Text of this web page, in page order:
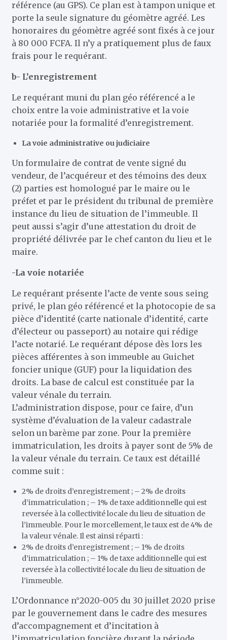
référence (au GPS). Ce plan est à tampon unique et
porte la seule signature du géomètre agréé. Les
honoraires du géomètre agréé sont fixés à ce jour
à 80 000 FCFA. Il n’y a pratiquement plus de faux
frais pour le requérant.
b- L’enregistrement
Le requérant muni du plan géo référencé a le
choix entre la voie administrative et la voie
notariée pour la formalité d’enregistrement.
La voie administrative ou judiciaire
Un formulaire de contrat de vente signé du
vendeur, de l’acquéreur et des témoins des deux
(2) parties est homologué par le maire ou le
préfet et par le président du tribunal de première
instance du lieu de situation de l’immeuble. Il
peut aussi s’agir d’une attestation du droit de
propriété délivrée par le chef canton du lieu et le
maire.
-La voie notariée
Le requérant présente l’acte de vente sous seing
privé, le plan géo référencé et la photocopie de sa
pièce d’identité (carte nationale d’identité, carte
d’électeur ou passeport) au notaire qui rédige
l’acte notarié. Le requérant dépose dès lors les
pièces afférentes à son immeuble au Guichet
foncier unique (GUF) pour la liquidation des
droits. La base de calcul est constituée par la
valeur vénale du terrain.
L’administration dispose, pour ce faire, d’un
système d’évaluation de la valeur cadastrale
selon un barème par zone. Pour la première
immatriculation, les droits à payer sont de 5% de
la valeur vénale du terrain. Ce taux est détaillé
comme suit :
2% de droits d’enregistrement ; – 2% de droits
d’immatriculation ; – 1% de taxe additionnelle qui est
reversée à la collectivité locale du lieu de situation de
l’immeuble. Pour le morcellement, le taux est de 4% de
la valeur vénale. Il est ainsi réparti :
2% de droits d’enregistrement ; – 1% de droits
d’immatriculation ; – 1% de taxe additionnelle qui est
reversée à la collectivité locale du lieu de situation de
l’immeuble.
L’Ordonnance n°2020-005 du 30 juillet 2020 prise
par le gouvernement dans le cadre des mesures
d’accompagnement et d’incitation à